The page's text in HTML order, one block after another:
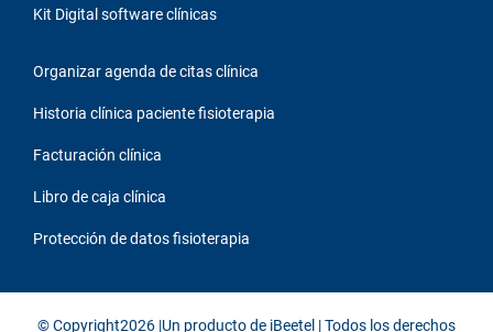
Kit Digital software clínicas
Organizar agenda de citas clínica
Historia clínica paciente fisioterapia
Facturación clínica
Libro de caja clínica
Protección de datos fisioterapia
© Copyright2026 |Un producto de iBeetel | Todos los derechos